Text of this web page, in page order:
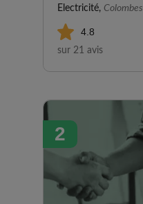
Electricité, Colombes
4.8
sur 21 avis
2